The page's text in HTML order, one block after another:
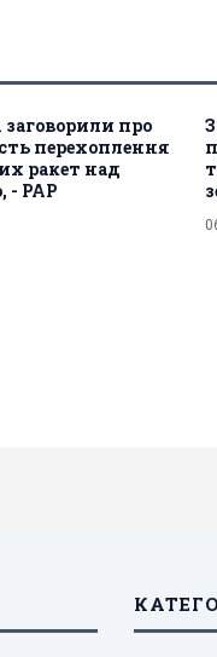
про
перехоплення
ракет над
- PAP